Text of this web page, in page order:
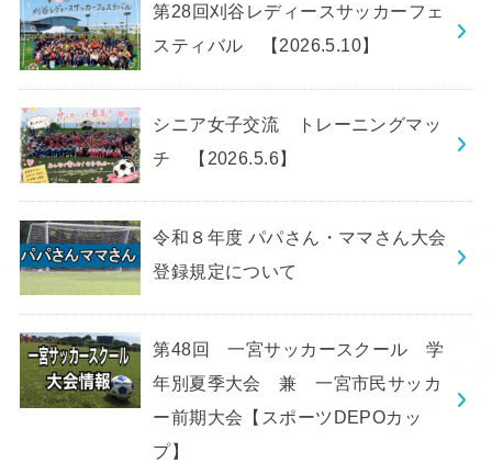
第28回刈谷レディースサッカーフェ
スティバル 【2026.5.10】
シニア女子交流 トレーニングマッ
チ 【2026.5.6】
令和８年度 パパさん・ママさん大会
登録規定について
第48回 一宮サッカースクール 学
年別夏季大会 兼 一宮市民サッカ
ー前期大会【スポーツDEPOカッ
プ】